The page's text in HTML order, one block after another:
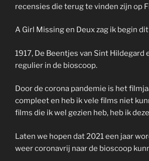
recensies die terug te vinden zijn op
A Girl Missing en Deux zag ik begin
1917, De Beentjes van Sint Hildegard
regulier in de bioscoop.
Door de corona pandemie is het
compleet en heb ik vele films niet
films die ik wel gezien heb, heb ik
Laten we hopen dat 2021 een jaar
weer coronavrij naar de bioscoop